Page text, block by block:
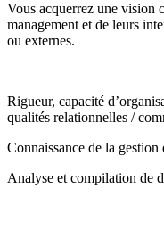
Vous acquerrez une vision
management et de leurs
ou externes.
Rigueur, capacité
qualités relationnelles /
Connaissance de la
Analyse et compilation de